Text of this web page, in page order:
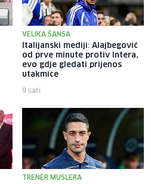
VELIKA ŠANSA
Italijanski mediji: Alajbegović
od prve minute protiv Intera,
evo gdje gledati prijenos
utakmice
9 sati
TRENER MUSLERA